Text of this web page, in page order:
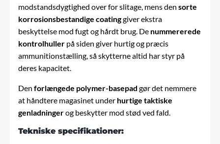
modstandsdygtighed over for slitage, mens densorte
korrosionsbestandige coatinggiver ekstra
beskyttelse mod fugt og hårdt brug. De nummererede
kontrolhuller på siden giver hurtig og præcis
ammunitionstælling, så skytterne altid har styr på
deres kapacitet.
Denforlængede polymer-basepad gør det nemmere
at håndtere magasinet under hurtige taktiske
genladningerog beskytter mod stød ved fald.
Tekniske specifikationer: